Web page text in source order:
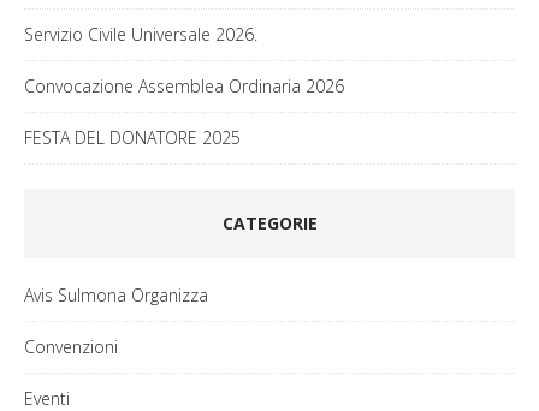
Servizio Civile Universale 2026.
Convocazione Assemblea Ordinaria 2026
FESTA DEL DONATORE 2025
CATEGORIE
Avis Sulmona Organizza
Convenzioni
Eventi